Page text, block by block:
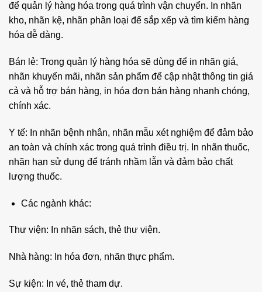
để quản lý hàng hóa trong quá trình vận chuyển. In nhãn
kho, nhãn kệ, nhãn phân loại để sắp xếp và tìm kiếm hàng
hóa dễ dàng.
Bán lẻ: Trong quản lý hàng hóa sẽ dùng để in nhãn giá,
nhãn khuyến mãi, nhãn sản phẩm để cập nhật thông tin giá
cả và hỗ trợ bán hàng, in hóa đơn bán hàng nhanh chóng,
chính xác.
Y tế: In nhãn bệnh nhân, nhãn mẫu xét nghiệm để đảm bảo
an toàn và chính xác trong quá trình điều trị. In nhãn thuốc,
nhãn hạn sử dụng để tránh nhầm lẫn và đảm bảo chất
lượng thuốc.
Các ngành khác:
Thư viện: In nhãn sách, thẻ thư viện.
Nhà hàng: In hóa đơn, nhãn thực phẩm.
Sự kiện: In vé, thẻ tham dự.